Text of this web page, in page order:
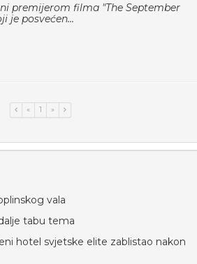
premijerom filma "The September
je posvećen...
« 1 »
vala
tabu tema
hotel svjetske elite zablistao nakon